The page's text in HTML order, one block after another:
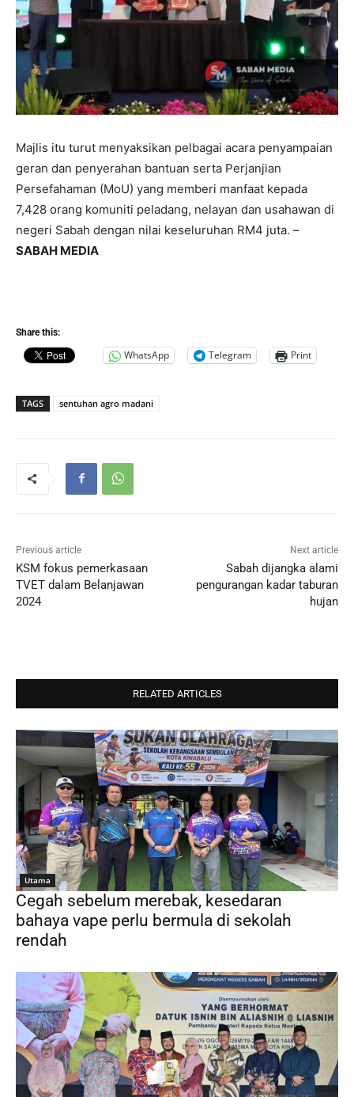
Majlis itu turut menyaksikan pelbagai acara penyampaian
geran dan penyerahan bantuan serta Perjanjian
Persefahaman (MoU) yang memberi manfaat kepada
7,428 orang komuniti peladang, nelayan dan usahawan di
negeri Sabah dengan nilai keseluruhan RM4 juta. –
SABAH MEDIA
Share this:
WhatsApp Telegram Print
TAGS sentuhan agro madani
Previous article
KSM fokus pemerkasaan
TVET dalam Belanjawan
2024
Next article
Sabah dijangka alami
pengurangan kadar taburan
hujan
RELATED ARTICLES
Utama
Cegah sebelum merebak, kesedaran
bahaya vape perlu bermula di sekolah
rendah